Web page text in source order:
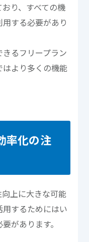
り、すべての機
する必要があり
るフリープラン
より多くの機能
率化の注
上に大きな可能
するためにはい
があります。